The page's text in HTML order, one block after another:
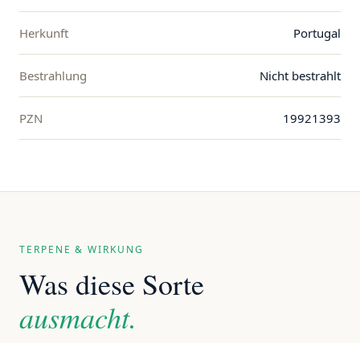
Herkunft Portugal
Bestrahlung Nicht bestrahlt
PZN 19921393
TERPENE & WIRKUNG
Was diese Sorte
ausmacht.